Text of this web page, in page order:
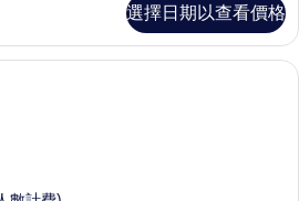
選擇日期以查看價格
免費迷你吧、客房內保險箱、書桌、隔